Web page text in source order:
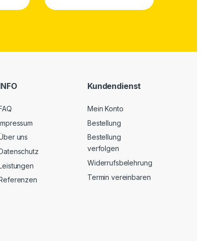
uns
Kundendienst
Mein Konto
Bestellung
Bestellung
verfolgen
Widerrufsbelehrung
Termin vereinbaren